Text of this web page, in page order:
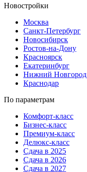
Новостройки
Москва
Санкт-Петербург
Новосибирск
Ростов-на-Дону
Красноярск
Екатеринбург
Нижний Новгород
Краснодар
По параметрам
Комфорт-класс
Бизнес-класс
Премиум-класс
Делюкс-класс
Сдача в 2025
Сдача в 2026
Сдача в 2027